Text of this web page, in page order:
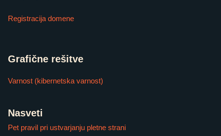
Registracija domene
Grafične rešitve
Varnost (kibernetska varnost)
Nasveti
Pet pravil pri ustvarjanju pletne strani